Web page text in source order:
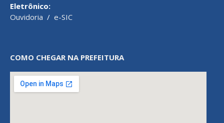
Eletrônico:
Ouvidoria / e-SIC
COMO CHEGAR NA PREFEITURA